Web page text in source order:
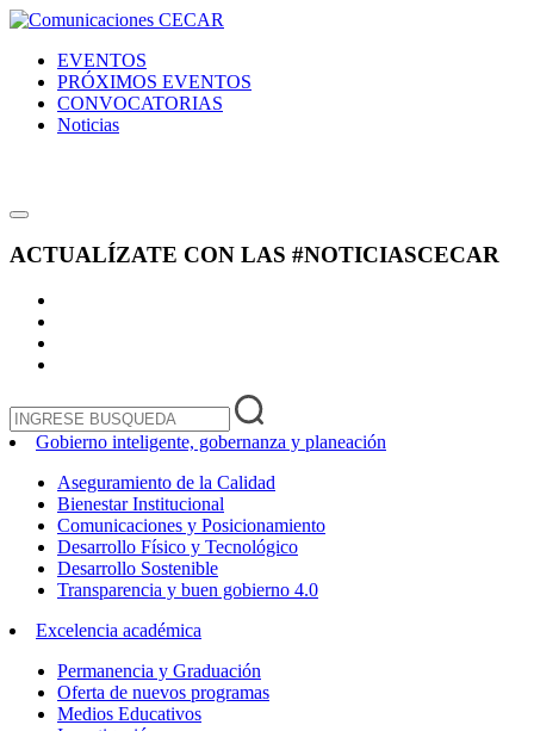
EVENTOS
PRÓXIMOS EVENTOS
CONVOCATORIAS
Noticias
ACTUALÍZATE CON LAS #NOTICIASCECAR
Gobierno inteligente, gobernanza y planeación
Aseguramiento de la Calidad
Bienestar Institucional
Comunicaciones y Posicionamiento
Desarrollo Físico y Tecnológico
Desarrollo Sostenible
Transparencia y buen gobierno 4.0
Excelencia académica
Permanencia y Graduación
Oferta de nuevos programas
Medios Educativos